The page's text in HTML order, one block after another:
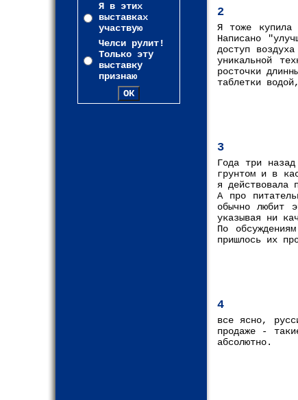
Я в этих
выставках
участвую
Челси рулит!
Только эту
выставку
признаю
2
Я тоже купила
Написано
доступ
уникальной
росточки
таблетки
3
Года три
грунтом и в
я действовала
А про
обычно любит
указывая ни
По
пришлось их
4
все ясно,
продаже -
абсолютно.